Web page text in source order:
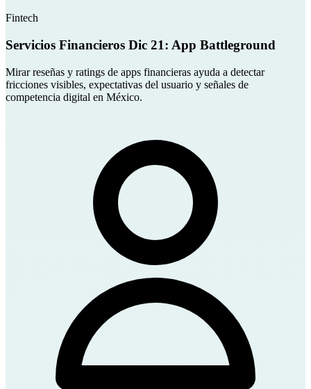
Fintech
Servicios Financieros Dic 21: App Battleground
Mirar reseñas y ratings de apps financieras ayuda a detectar
fricciones visibles, expectativas del usuario y señales de
competencia digital en México.